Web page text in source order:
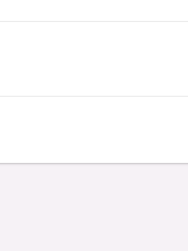
shape incorporating